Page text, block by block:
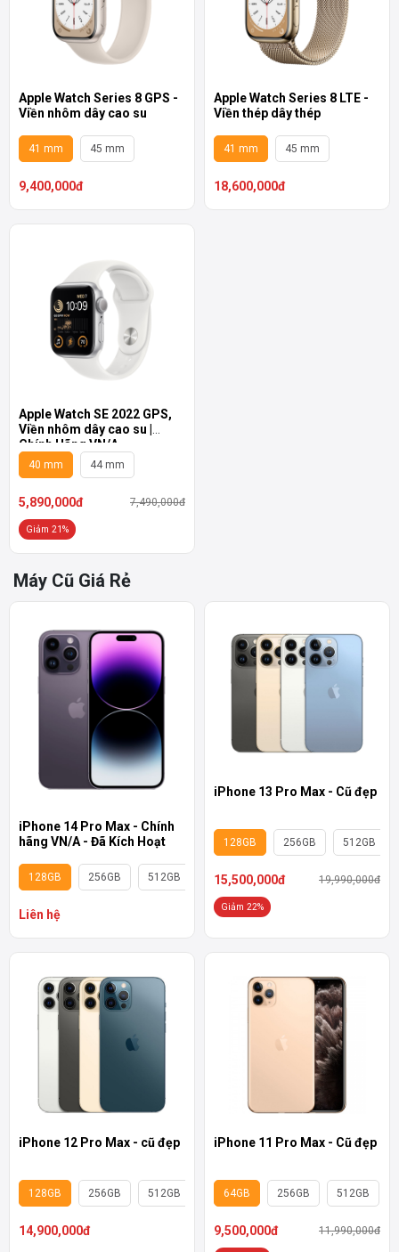
Apple Watch Series 8 GPS -
Viền nhôm dây cao su
41 mm 45 mm
9,400,000đ
Apple Watch Series 8 LTE -
Viền thép dây thép
41 mm 45 mm
18,600,000đ
Apple Watch SE 2022 GPS,
Viền nhôm dây cao su |
Chính Hãng VN/A
40 mm 44 mm
5,890,000đ 7,490,000đ
Giảm 21%
Máy Cũ Giá Rẻ
iPhone 14 Pro Max - Chính
hãng VN/A - Đã Kích Hoạt
128GB 256GB 512GB
Liên hệ
iPhone 13 Pro Max - Cũ đẹp
128GB 256GB 512GB
15,500,000đ 19,990,000đ
Giảm 22%
iPhone 12 Pro Max - cũ đẹp
128GB 256GB 512GB
14,900,000đ
iPhone 11 Pro Max - Cũ đẹp
64GB 256GB 512GB
9,500,000đ 11,990,000đ